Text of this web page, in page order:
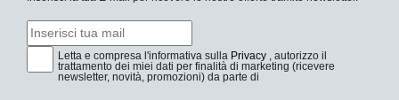
Letta e compresa l'informativa sulla Privacy , autorizzo il
trattamento dei miei dati per finalità di marketing (ricevere
newsletter, novità, promozioni) da parte di